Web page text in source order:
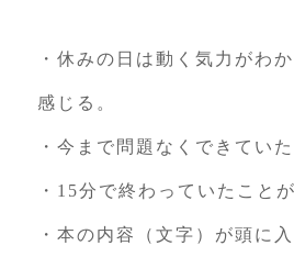
・休みの日は動く気力がわ
感じる。
・今まで問題なくできてい
・15分で終わっていたこと
・本の内容（文字）が頭に